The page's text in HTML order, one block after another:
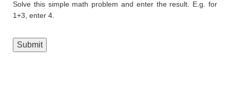
Solve this simple math problem and enter the result. E.g. for
1+3, enter 4.